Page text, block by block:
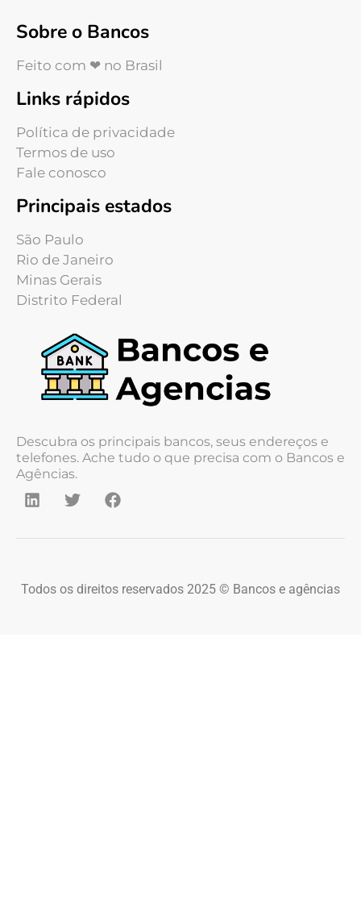
Sobre o Bancos
Feito com ❤ no Brasil
Links rápidos
Política de privacidade
Termos de uso
Fale conosco
Principais estados
São Paulo
Rio de Janeiro
Minas Gerais
Distrito Federal
Descubra os principais bancos, seus endereços e
telefones. Ache tudo o que precisa com o Bancos e
Agências.
Todos os direitos reservados 2025 © Bancos e agências